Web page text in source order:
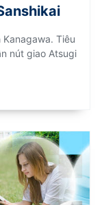
Tiêu
nút giao Atsugi